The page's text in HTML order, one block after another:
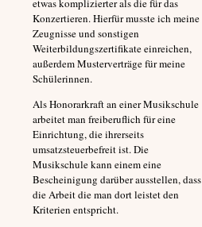
etwas komplizierter als die für das
Konzertieren. Hierfür musste ich meine
Zeugnisse und sonstigen
Weiterbildungszertifikate einreichen,
außerdem Musterverträge für meine
Schülerinnen.
Als Honorarkraft an einer Musikschule
arbeitet man freiberuflich für eine
Einrichtung, die ihrerseits
umsatzsteuerbefreit ist. Die
Musikschule kann einem eine
Bescheinigung darüber ausstellen, dass
die Arbeit die man dort leistet den
Kriterien entspricht.